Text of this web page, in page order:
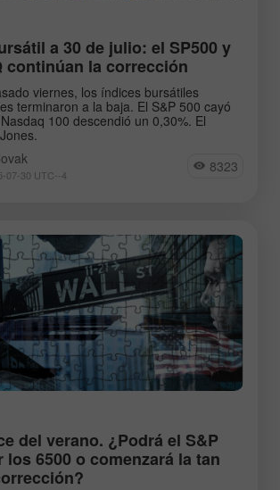
a 30 de julio: el SP500 y
continúan la corrección
viernes, los índices bursátiles
terminaron a la baja. El S&P 500 cayó
100 descendió un 0,30%. El
07-30 UTC--4 8323
del verano. ¿Podrá el S&P
los 6500 o comenzará la tan